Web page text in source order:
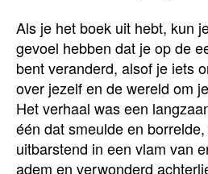
Als je het boek uit hebt, kun
gevoel hebben dat je op de
bent veranderd, alsof je iets
over jezelf en de wereld om
Het verhaal was een
één dat smeulde en
uitbarstend in een vlam van
adem en verwonderd